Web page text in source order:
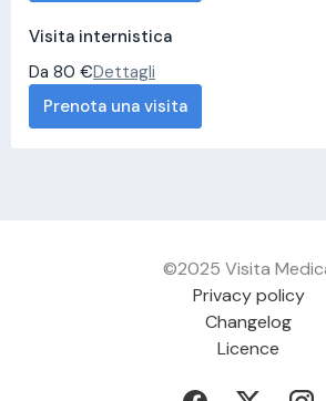
Visita internistica
Da 80 €Dettagli
Prenota una visita
©2025 Visita
Privacy policy
Changelog
Licence